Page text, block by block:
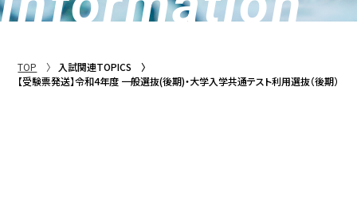
TOP
入試関連TOPICS
【受験票発送】令和4年度 一般選抜(後期)・大学入学共通テスト利用選抜（後期）